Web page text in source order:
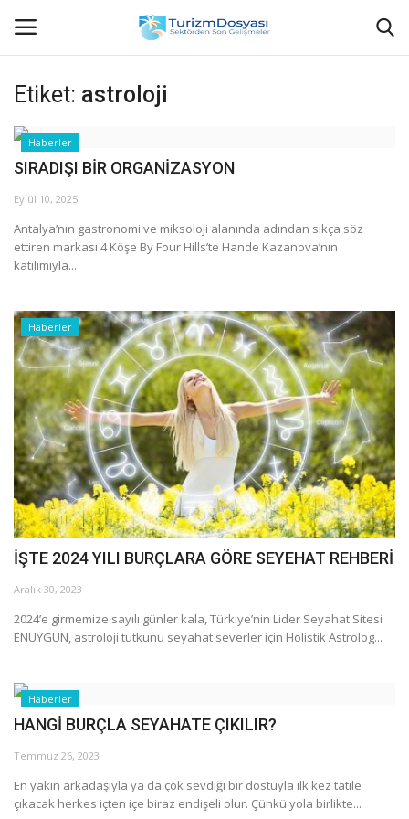
Anasayfa
Bize Ulaşın
Halil ÖNCÜ kimdir?
KVKK Aydınlatma Metni
Haberler
Görüntülü
Araştırma - İnceleme
Lezzet Durakları
Röportajlar
Gezi - Yorum
Sizlerden Gelenler
Yorumlar
Video Tanıtım
Köşe Yazarları
Etiket: astroloji
Haberler
SIRADIŞI BİR ORGANİZASYON
Eylül 10, 2025
Antalya’nın gastronomi ve miksoloji alanında adından sıkça söz
ettiren markası 4 Köşe By Four Hills’te Hande Kazanova’nın
katılımıyla...
Haberler
İŞTE 2024 YILI BURÇLARA GÖRE SEYEHAT REHBERİ
Aralık 30, 2023
2024’e girmemize sayılı günler kala, Türkiye’nin Lider Seyahat Sitesi
ENUYGUN, astroloji tutkunu seyahat severler için Holistik Astrolog...
Haberler
HANGİ BURÇLA SEYAHATE ÇIKILIR?
Temmuz 26, 2023
En yakın arkadaşıyla ya da çok sevdiği bir dostuyla ilk kez tatile
çıkacak herkes içten içe biraz endişeli olur. Çünkü yola birlikte...